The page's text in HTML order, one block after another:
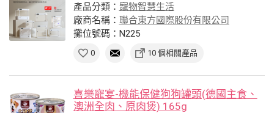
產品分類： 寵物智慧生活
廠商名稱： 聯合東方國際股份有限公司
攤位號碼：N225
0 10 個相關產品
喜樂寵宴-機能保健狗狗罐頭(德國主食、
澳洲全肉、原肉煲) 165g